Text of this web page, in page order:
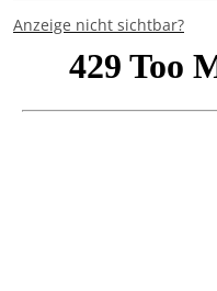
Anzeige nicht sichtbar?